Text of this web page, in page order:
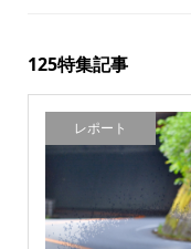
125特集記事
レポート